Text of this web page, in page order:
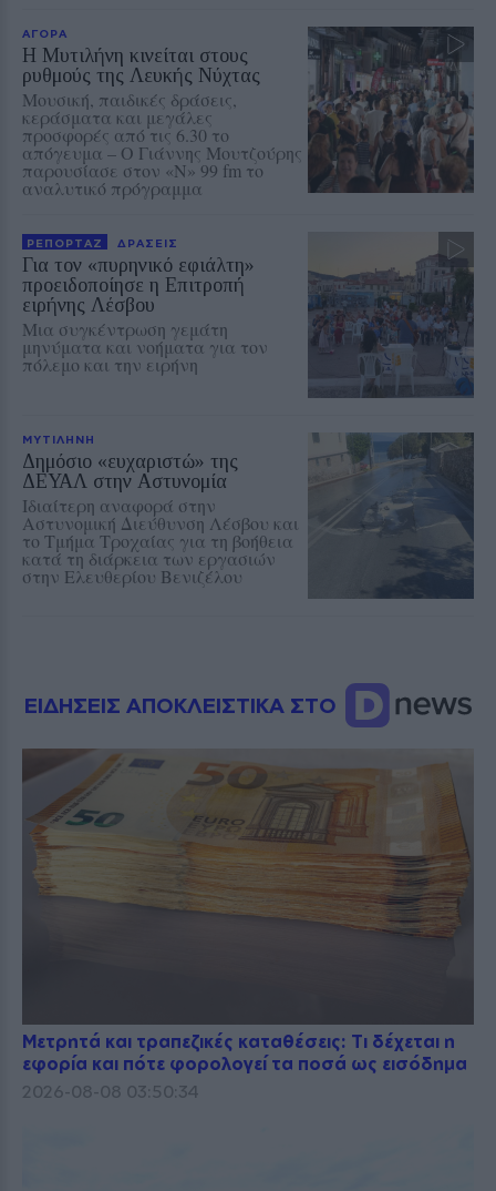
ΑΓΟΡΑ
Η Μυτιλήνη κινείται στους
ρυθμούς της Λευκής Νύχτας
Μουσική, παιδικές δράσεις,
κεράσματα και μεγάλες
προσφορές από τις 6.30 το
απόγευμα – Ο Γιάννης Μουτζούρης
παρουσίασε στον «Ν» 99 fm το
αναλυτικό πρόγραμμα
ΡΕΠΟΡΤΑΖ ΔΡΑΣΕΙΣ
Για τον «πυρηνικό εφιάλτη»
προειδοποίησε η Επιτροπή
ειρήνης Λέσβου
Μια συγκέντρωση γεμάτη
μηνύματα και νοήματα για τον
πόλεμο και την ειρήνη
ΜΥΤΙΛΗΝΗ
Δημόσιο «ευχαριστώ» της
ΔΕΥΑΛ στην Αστυνομία
Ιδιαίτερη αναφορά στην
Αστυνομική Διεύθυνση Λέσβου και
το Τμήμα Τροχαίας για τη βοήθεια
κατά τη διάρκεια των εργασιών
στην Ελευθερίου Βενιζέλου
ΕΙΔΗΣΕΙΣ ΑΠΟΚΛΕΙΣΤΙΚΑ ΣΤΟ
Μετρητά και τραπεζικές καταθέσεις: Τι δέχεται η
εφορία και πότε φορολογεί τα ποσά ως εισόδημα
2026-08-08 03:50:34